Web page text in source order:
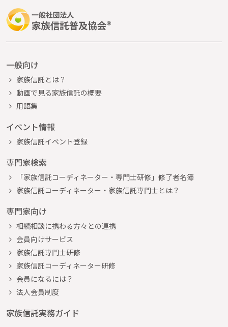
一般向け
家族信託とは？
動画で見る家族信託の概要
用語集
イベント情報
家族信託イベント登録
専門家検索
「家族信託コーディネーター・専門士研修」修了者名簿
家族信託コーディネーター・家族信託専門士とは？
専門家向け
相続相談に携わる方々との連携
会員向けサービス
家族信託専門士研修
家族信託コーディネーター研修
会員になるには？
法人会員制度
家族信託実務ガイド